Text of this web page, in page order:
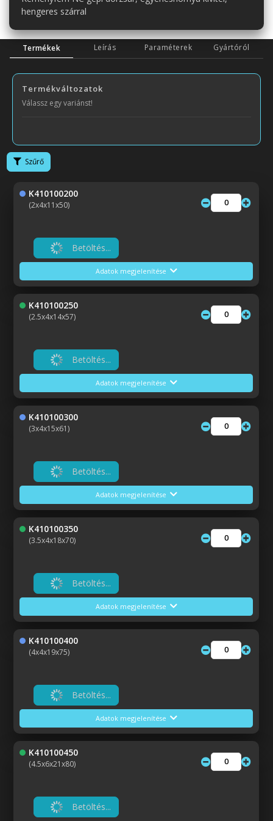
hengeres szárral
Termékek Leírás Paraméterek Gyártóról
Termékváltozatok
Válassz egy variánst!
Szűrő
K410100200
(2x4x11x50)
Betöltés...
Adatok megjelenítése
K410100250
(2.5x4x14x57)
Betöltés...
Adatok megjelenítése
K410100300
(3x4x15x61)
Betöltés...
Adatok megjelenítése
K410100350
(3.5x4x18x70)
Betöltés...
Adatok megjelenítése
K410100400
(4x4x19x75)
Betöltés...
Adatok megjelenítése
K410100450
(4.5x6x21x80)
Betöltés...